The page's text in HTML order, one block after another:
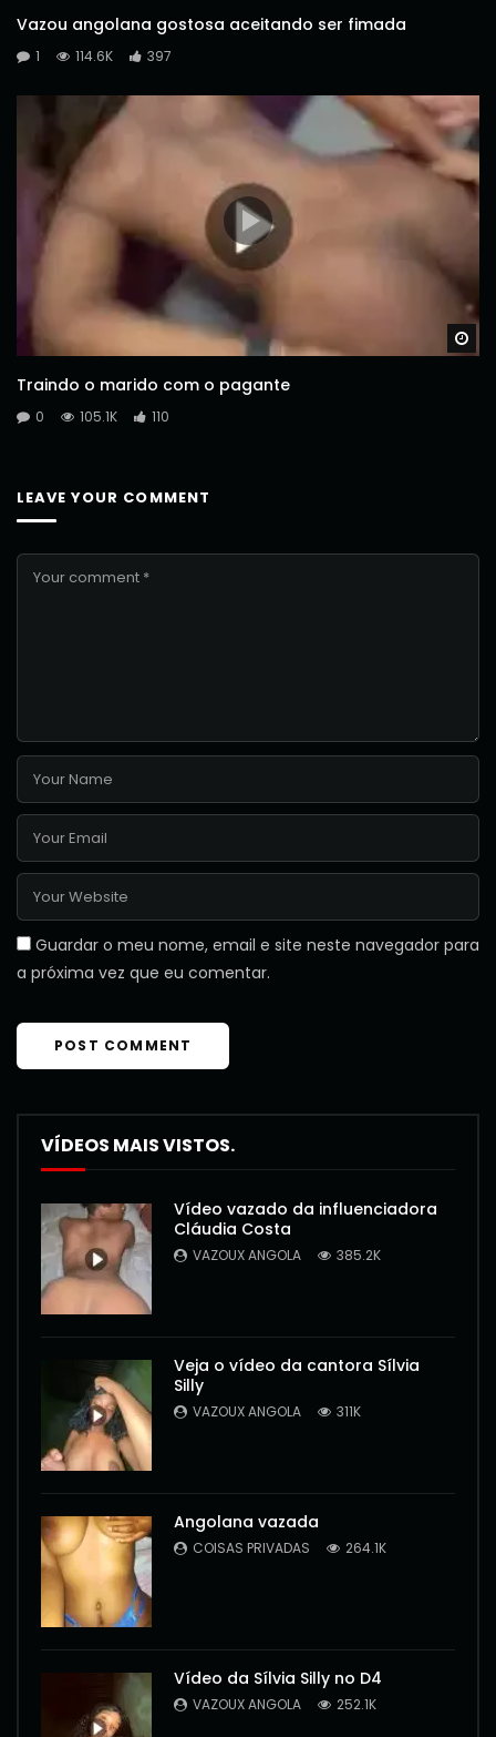
Vazou angolana gostosa aceitando ser fimada
1 114.6K 397
Traindo o marido com o pagante
0 105.1K 110
LEAVE YOUR COMMENT
Guardar o meu nome, email e site neste navegador para
a próxima vez que eu comentar.
VÍDEOS MAIS VISTOS.
Vídeo vazado da influenciadora
Cláudia Costa
VAZOUX ANGOLA 385.2K
Veja o vídeo da cantora Sílvia
Silly
VAZOUX ANGOLA 311K
Angolana vazada
COISAS PRIVADAS 264.1K
Vídeo da Sílvia Silly no D4
VAZOUX ANGOLA 252.1K